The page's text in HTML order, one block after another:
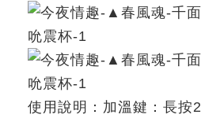
使用說明：加溫鍵：長按2